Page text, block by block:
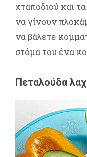
χταποδιού και
να γίνουν
να βάλετε
στόμα του ένα
Πεταλούδα